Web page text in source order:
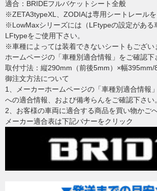
適合：BRIDEフルバケットシート全般
※ZETA3typeXL、ZODIAは専用シートレールを
※LowMaxシリーズには（LFtypeの設定がある
LFtypeをご使用下さい。
※車種によっては装着できないシートもござい
ホームページの「車種別適合情報」をご確認下
取付寸法：縦290mm（前後5mm）×幅395mm/
御注文方法について
1、メーカーホームページの「車種別適合情報
への適合情報、および備考らんをご確認下さい。
2、お客様の車両に適合する商品を買い物かご
メーカー適合表は下記バナーをクリック